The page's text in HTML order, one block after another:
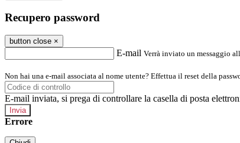
Recupero password
button close ×
E-mail Verrà inviato un messaggio
Non hai una e-mail associata al nome utente? Effettua il reset della
E-mail inviata, si prega di controllare la casella di posta
Errore